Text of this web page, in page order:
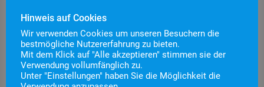
Im Jahr 2010 wurde die Abteilungsstruktur der
Feuerwehr Staufen aufgelöst. Bis dahin gab es drei
Hinweis auf Cookies
Wir verwenden Cookies um unseren Besuchern die
bestmögliche Nutzererfahrung zu bieten.
Mit dem Klick auf "Alle akzeptieren" stimmen sie der
Verwendung vollumfänglich zu.
Unter "Einstellungen" haben Sie die Möglichkeit die